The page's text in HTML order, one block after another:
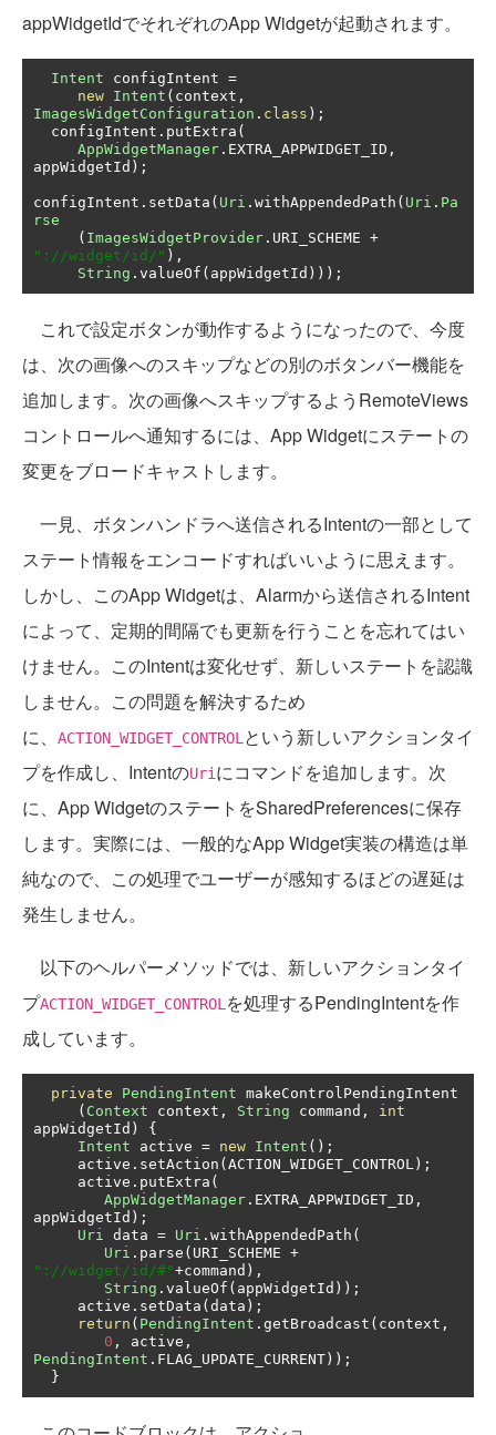
appWidgetIdでそれぞれのApp Widgetが起動されます。
Intent configIntent =
new Intent ( context ,
ImagesWidgetConfiguration . class );
  configIntent
. putExtra (
AppWidgetManager . EXTRA_APPWIDGET_ID ,
appWidgetId );
configIntent . setData ( Uri . withAppendedPath ( Uri . Pa
rse
( ImagesWidgetProvider . URI_SCHEME +
"://widget/id/" ),
String . valueOf ( appWidgetId )));
これで設定ボタンが動作するようになったので、今度
は、次の画像へのスキップなどの別のボタンバー機能を
追加します。次の画像へスキップするようRemoteViews
コントロールへ通知するには、App Widgetにステートの
変更をブロードキャストします。
一見、ボタンハンドラへ送信されるIntentの一部として
ステート情報をエンコードすればいいように思えます。
しかし、このApp Widgetは、Alarmから送信されるIntent
によって、定期的間隔でも更新を行うことを忘れてはい
けません。このIntentは変化せず、新しいステートを認識
しません。この問題を解決するため
に、
ACTION_WIDGET_CONTROLという新しいアクションタイ
プを作成し、IntentのUriにコマンドを追加します。次
に、App WidgetのステートをSharedPreferencesに保存
します。実際には、一般的なApp Widget実装の構造は単
純なので、この処理でユーザーが感知するほどの遅延は
発生しません。
以下のヘルパーメソッドでは、新しいアクションタイ
プACTION_WIDGET_CONTROLを処理するPendingIntentを作
成しています。
private PendingIntent makeControlPendingIntent
( Context context , String command ,
int
appWidgetId )
{
Intent active = new Intent ();
     active
. setAction ( ACTION_WIDGET_CONTROL );
     active
. putExtra (
AppWidgetManager . EXTRA_APPWIDGET_ID ,
appWidgetId );
Uri data = Uri . withAppendedPath (
Uri . parse ( URI_SCHEME +
"://widget/id/#"+command ),
String . valueOf ( appWidgetId ));
     active
. setData ( data );
return ( PendingIntent . getBroadcast ( context ,
0 , active ,
PendingIntent . FLAG_UPDATE_CURRENT ));
}